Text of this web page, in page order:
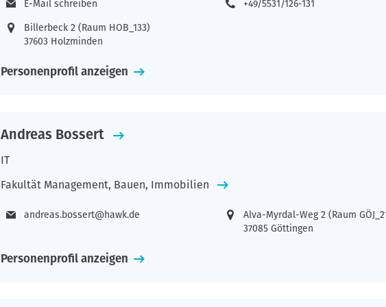
E-Mail schreiben +49/5531/126-131
Billerbeck 2 (Raum HOB_133)
37603 Holzminden
Personenprofil anzeigen
Andreas Bossert
IT
Fakultät Management, Bauen, Immobilien
andreas.bossert@hawk.de
Alva-Myrdal-Weg 2 (Raum
37085 Göttingen
Personenprofil anzeigen